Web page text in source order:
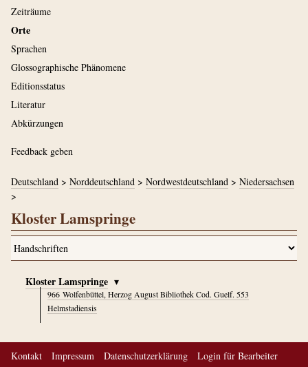
Zeiträume
Orte
Sprachen
Glossographische Phänomene
Editionsstatus
Literatur
Abkürzungen
Feedback geben
Deutschland > Norddeutschland > Nordwestdeutschland > Niedersachsen
>
Kloster Lamspringe
Kloster Lamspringe ▾
966 Wolfenbüttel, Herzog August Bibliothek Cod. Guelf. 553
Helmstadiensis
Kontakt Impressum Datenschutzerklärung Login für Bearbeiter